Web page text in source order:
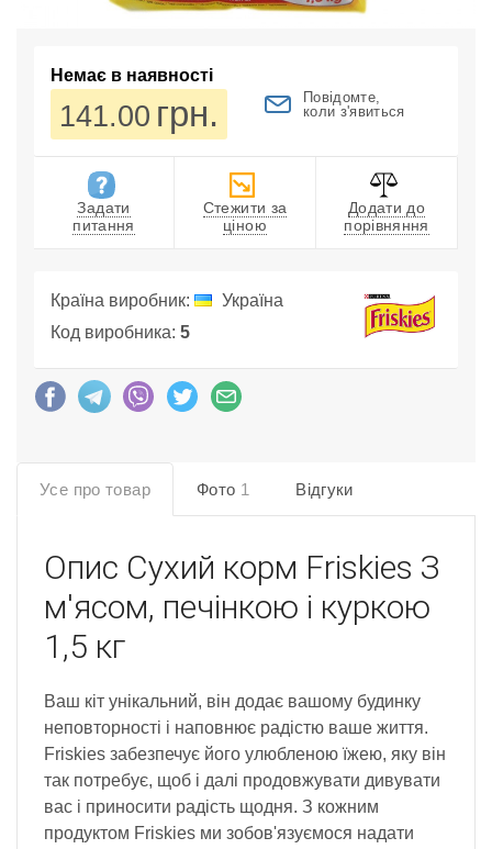
Немає в наявності
141.00 грн.
Повідомте,
коли з'явиться
Задати
питання
Стежити за
ціною
Додати до
порівняння
Країна виробник:
Україна
Код виробника: 5
Усе про товар Фото 1 Відгуки
Опис Сухий корм Friskies З
м'ясом, печінкою і куркою
1,5 кг
Ваш кіт унікальний, він додає вашому будинку
неповторності і наповнює радістю ваше життя.
Friskies забезпечує його улюбленою їжею, яку він
так потребує, щоб і далі продовжувати дивувати
вас і приносити радіcть щодня. З кожним
продуктом Friskies ми зобов'язуємося надати